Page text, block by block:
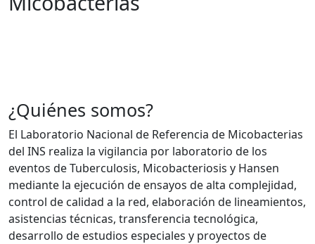
¿Quiénes somos?
El Laboratorio Nacional de Referencia de Micobacterias
del INS realiza la vigilancia por laboratorio de los
eventos de Tuberculosis, Micobacteriosis y Hansen
mediante la ejecución de ensayos de alta complejidad,
control de calidad a la red, elaboración de lineamientos,
asistencias técnicas, transferencia tecnológica,
desarrollo de estudios especiales y proyectos de